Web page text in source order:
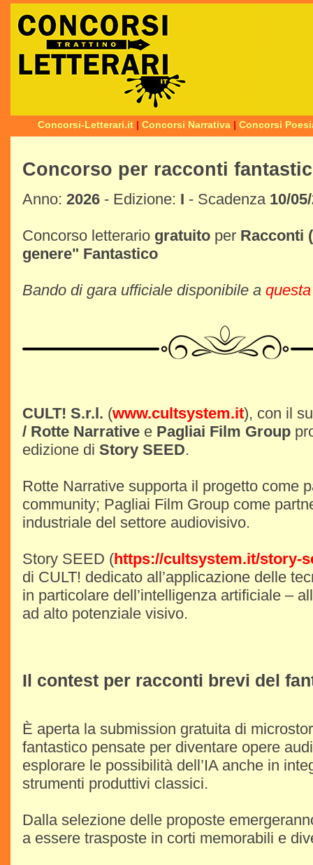
Concorsi-Letterari.it | Concorsi Narrativa | Concorsi
Concorso per racconti
Anno: 2026 - Edizione: I - Scadenza 10/
Concorso letterario gratuito per Racconti
genere" Fantastico
Bando di gara ufficiale disponibile a
CULT! S.r.l. (www.cultsystem.it), con il
/ Rotte Narrative e Pagliai Film Group
edizione di Story SEED.
Rotte Narrative supporta il progetto come
community; Pagliai Film Group come
industriale del settore audiovisivo.
Story SEED (https://cultsystem.it/story-
di CULT! dedicato all’applicazione delle
in particolare dell’intelligenza artificiale –
ad alto potenziale visivo.
Il contest per racconti brevi del
È aperta la submission gratuita di
fantastico pensate per diventare opere
esplorare le possibilità dell’IA anche in
strumenti produttivi classici.
Dalla selezione delle proposte
a essere trasposte in corti memorabili e